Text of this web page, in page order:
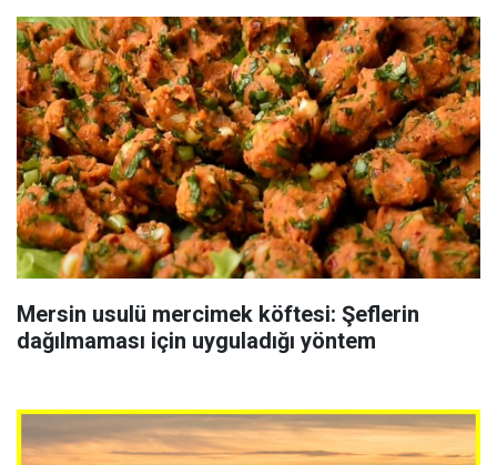
Mersin usulü mercimek köftesi: Şeflerin
dağılmaması için uyguladığı yöntem